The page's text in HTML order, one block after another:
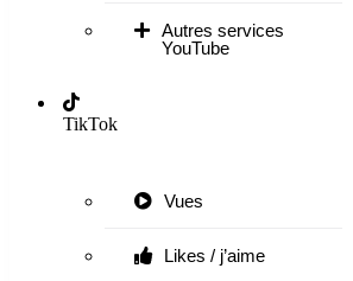
Autres services
YouTube
TikTok
Vues
Likes / j’aime